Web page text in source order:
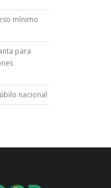
mínimo
para
nacional